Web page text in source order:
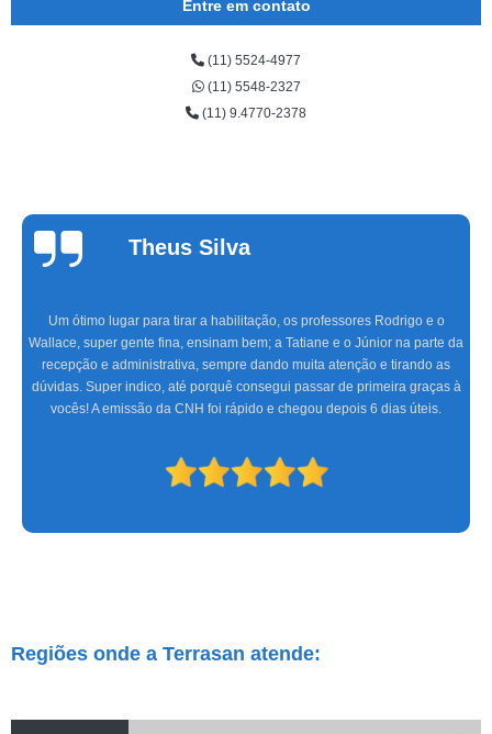
Entre em contato
(11) 5524-4977
(11) 5548-2327
(11) 9.4770-2378
Theus Silva
Um ótimo lugar para tirar a habilitação, os professores Rodrigo e o
Wallace, super gente fina, ensinam bem; a Tatiane e o Júnior na parte da
recepção e administrativa, sempre dando muita atenção e tirando as
dúvidas. Super indico, até porquê consegui passar de primeira graças à
vocês! A emissão da CNH foi rápido e chegou depois 6 dias úteis.
Regiões onde a Terrasan atende: